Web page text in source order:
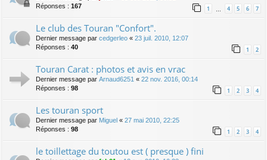
Réponses : 167 1 … 4 5 6 7
Le club des Touran "Confort".
Dernier message par cedgerleo « 23 juil. 2010, 12:07
Réponses : 40 1 2
Touran Carat : photos et avis en vrac
Dernier message par Arnaud6251 « 22 nov. 2016, 00:14
Réponses : 98 1 2 3 4
Les touran sport
Dernier message par Miguel « 27 mai 2010, 22:25
Réponses : 98 1 2 3 4
le toillettage du toutou est ( presque ) fini